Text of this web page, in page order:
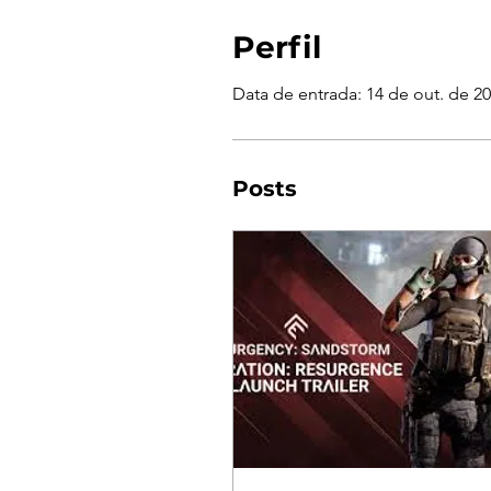
Perfil
Data de entrada: 14 de out. de
Posts